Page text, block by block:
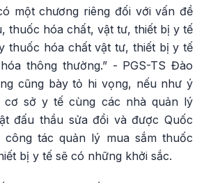
một chương riêng đối với vấn đề
thuốc hóa chất, vật tư, thiết bị y tế
thuốc hóa chất vật tư, thiết bị y tế
thông thường.” - PGS-TS Đào
cũng bày tỏ hi vọng, nếu như ý
cơ sở y tế cùng các nhà quản lý
đấu thầu sửa đổi và được Quốc
tác quản lý mua sắm thuốc
bị y tế sẽ có những khởi sắc.